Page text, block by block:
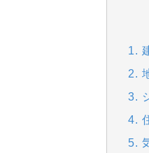
1.
2.
3.
4.
5.